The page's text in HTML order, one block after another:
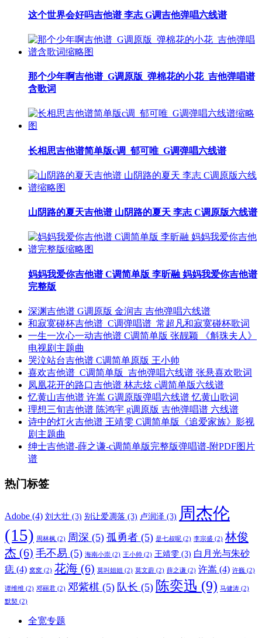
这个世界会好吗吉他谱 李志 G调吉他弹唱六线谱
那个少年啊吉他谱_G调原版_弹棉花的小花_吉他弹唱谱
含歌词
长相思吉他谱简单版c调_郁可唯_G调弹唱六线谱
山阴路的夏天吉他谱 山阴路的夏天 李志 C调原版六线谱
妈妈我爱你吉他谱 C调简单版 李昕融 妈妈我爱你吉他谱
完整版
深渊吉他谱 G调原版 金润吉 吉他弹唱六线谱
和寂寞碰杯吉他谱_C调弹唱谱_常超凡和寂寞碰杯歌词
一生一次心一动吉他谱 C调简单版 张靓颖 《斛珠夫人》
电视剧主题曲
哭泣站台吉他谱 C调简单原版 王小帅
喜欢吉他谱_C调简单版_吉他弹唱六线谱 张悬喜欢歌词
凤凰花开的路口吉他谱 林志炫 c调简单版六线谱
忆黄山吉他谱 许嵩 G调原版弹唱六线谱 忆黄山歌词
理想三旬吉他谱 陈鸿宇 g调原版 吉他弹唱谱 六线谱
诗中的灯火吉他谱 王靖雯 C调简单版《追爱家族》影视
剧主题曲
绅士吉他谱-薛之谦-c调简单版完整版弹唱谱-附PDF图片
谱
热门标签
Adobe (4) 刘大壮 (3) 别让爱凋落 (3) 卢润泽 (3) 周杰伦
(15) 周林枫 (2) 周深 (5) 孤勇者 (5) 是七叔呢 (2) 李宗盛 (2) 林俊
杰 (6) 毛不易 (5) 海南小崇 (2) 王小帅 (2) 王靖雯 (3) 白月光与朱砂
痣 (4) 窝窝 (2) 花海 (6) 莫叫姐姐 (2) 莫文蔚 (2) 薛之谦 (2) 许嵩 (4) 许巍 (2)
谭维维 (2) 邓丽君 (2) 邓紫棋 (5) 队长 (5) 陈奕迅 (9) 马健涛 (2)
默契 (2)
全宽专题